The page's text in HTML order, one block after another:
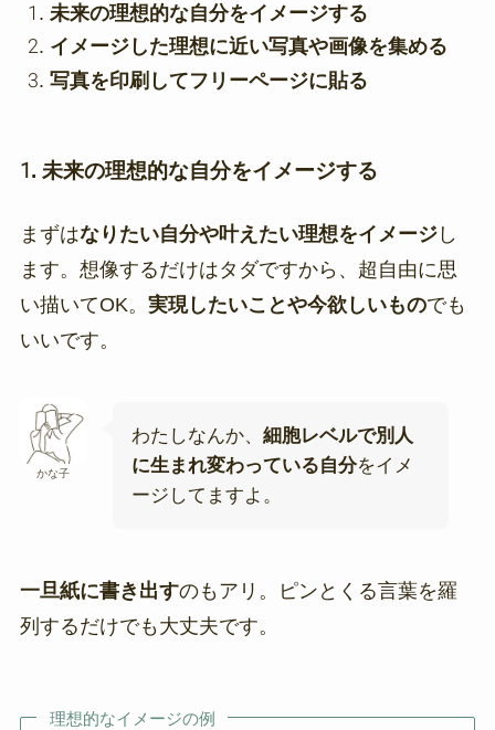
未来の理想的な自分をイメージする
イメージした理想に近い写真や画像を集める
写真を印刷してフリーページに貼る
1. 未来の理想的な自分をイメージする
まずはなりたい自分や叶えたい理想をイメージし
ます。想像するだけはタダですから、超自由に思
い描いてOK。 実現したいことや今欲しいものでも
いいです。
かな子
わたしなんか、 細胞レベルで別人
に生まれ変わっている自分をイメ
ージしてますよ。
一旦紙に書き出すのもアリ。ピンとくる言葉を羅
列するだけでも大丈夫です。
理想的なイメージの例